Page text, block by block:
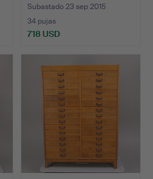
Subastado 23 sep 2015
34 pujas
718 USD
seleccionado